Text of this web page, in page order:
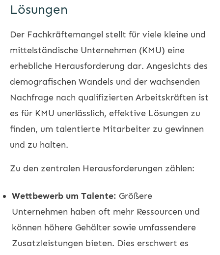
Lösungen
Der Fachkräftemangel stellt für viele kleine und
mittelständische Unternehmen (KMU) eine
erhebliche Herausforderung dar. Angesichts des
demografischen Wandels und der wachsenden
Nachfrage nach qualifizierten Arbeitskräften ist
es für KMU unerlässlich, effektive Lösungen zu
finden, um talentierte Mitarbeiter zu gewinnen
und zu halten.
Zu den zentralen Herausforderungen zählen:
Wettbewerb um Talente: Größere
Unternehmen haben oft mehr Ressourcen und
können höhere Gehälter sowie umfassendere
Zusatzleistungen bieten. Dies erschwert es